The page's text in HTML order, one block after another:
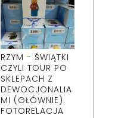
RZYM - ŚWIĄTKI
CZYLI TOUR PO
SKLEPACH Z
DEWOCJONALIA
MI (GŁÓWNIE).
FOTORELACJA